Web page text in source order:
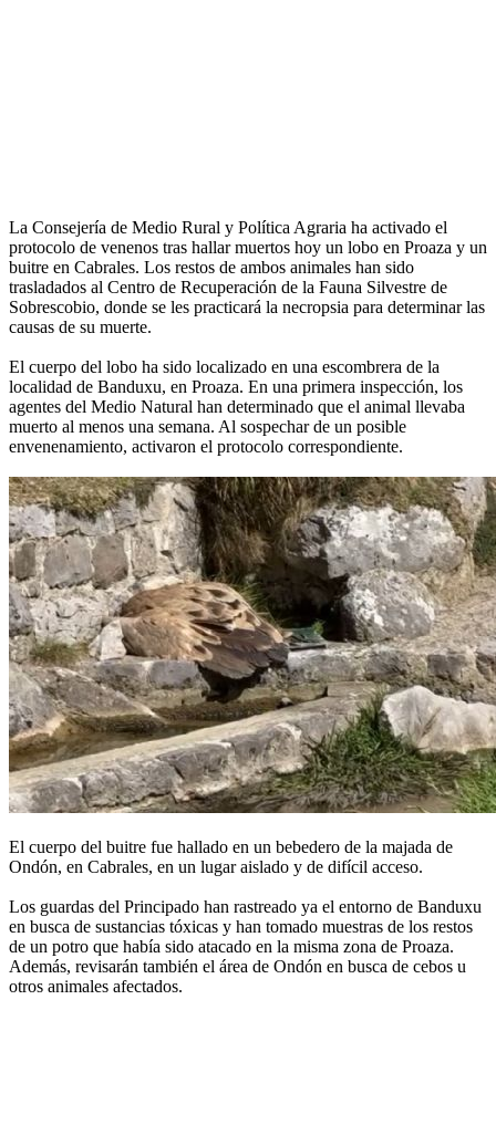
La Consejería de Medio Rural y Política Agraria ha activado el
protocolo de venenos tras hallar muertos hoy un lobo en Proaza y un
buitre en Cabrales. Los restos de ambos animales han sido
trasladados al Centro de Recuperación de la Fauna Silvestre de
Sobrescobio, donde se les practicará la necropsia para determinar las
causas de su muerte.
El cuerpo del lobo ha sido localizado en una escombrera de la
localidad de Banduxu, en Proaza. En una primera inspección, los
agentes del Medio Natural han determinado que el animal llevaba
muerto al menos una semana. Al sospechar de un posible
envenenamiento, activaron el protocolo correspondiente.
El cuerpo del buitre fue hallado en un bebedero de la majada de
Ondón, en Cabrales, en un lugar aislado y de difícil acceso.
Los guardas del Principado han rastreado ya el entorno de Banduxu
en busca de sustancias tóxicas y han tomado muestras de los restos
de un potro que había sido atacado en la misma zona de Proaza.
Además, revisarán también el área de Ondón en busca de cebos u
otros animales afectados.